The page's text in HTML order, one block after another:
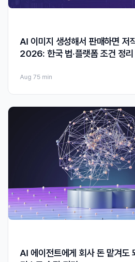
AI 이미지 생성해서 판매하면 저
2026: 한국 법·플랫폼 조건 정리
Aug 75 min
AI 에이전트에게 회사 돈 맡겨